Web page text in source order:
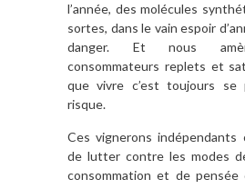
l’année, des molécules
sortes, dans le vain espoir
danger. Et nous
consommateurs replets et
que vivre c’est toujours
risque.
Ces vignerons
de lutter contre les modes
consommation et de pensée